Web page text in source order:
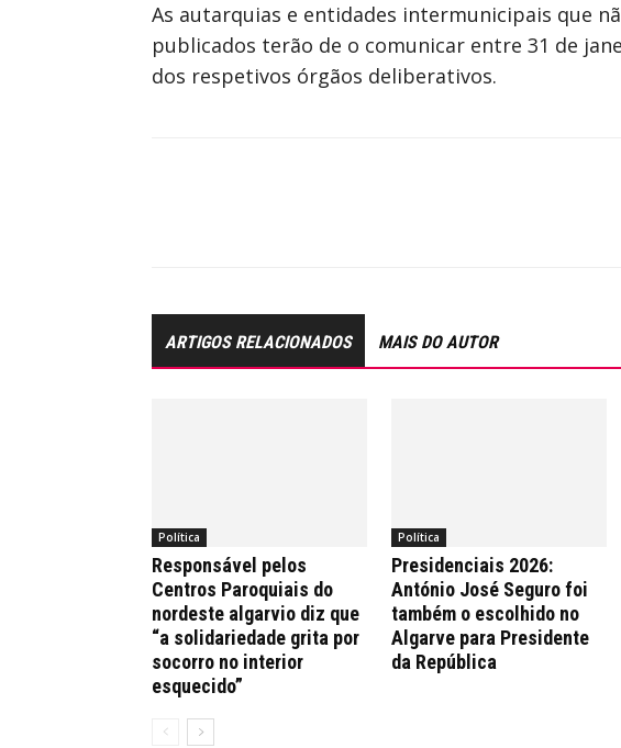
As autarquias e entidades intermunicipais que
publicados terão de o comunicar entre 31 de
dos respetivos órgãos deliberativos.
ARTIGOS RELACIONADOS MAIS DO AUTOR
Política
Responsável pelos
Centros Paroquiais do
nordeste algarvio diz que
“a solidariedade grita por
socorro no interior
esquecido”
Política
Presidenciais 2026:
António José Seguro foi
também o escolhido no
Algarve para Presidente
da República